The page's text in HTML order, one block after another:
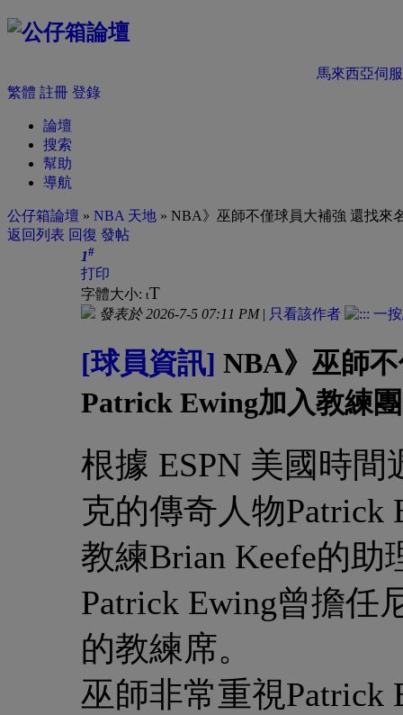
馬來西亞伺
繁體 註冊 登錄
論壇
搜索
幫助
導航
公仔箱論壇 » NBA 天地 » NBA》巫師不僅球員大補強 還找來
返回列表 回復 發帖
1#
打印
字體大小: tT
發表於 2026-7-5 07:11 PM| 只看該作者
[球員資訊] NBA》巫師
Patrick Ewing加入教練團
根據 ESPN 美國時
克的傳奇人物Patrick
教練Brian Keefe的助
Patrick Ewing曾擔任
的教練席。
巫師非常重視Patrick